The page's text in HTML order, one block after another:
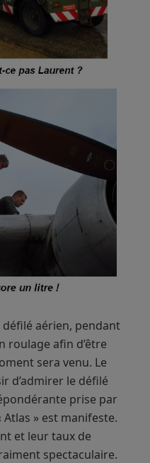
aérien, pendant
roulage afin d’être
sera venu. Le
d’admirer le défilé
prise par
» est manifeste.
et leur taux de
spectaculaire.